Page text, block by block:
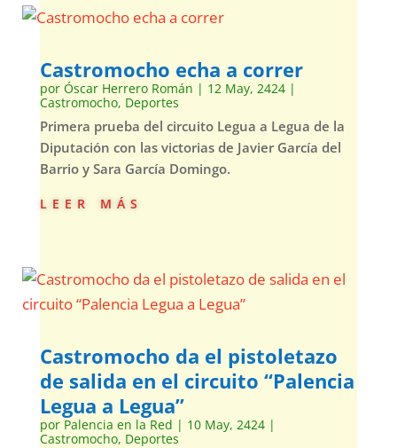
Castromocho echa a correr
por Óscar Herrero Román | 12 May, 2424|
Castromocho, Deportes
Primera prueba del circuito Legua a Legua de la
Diputación con las victorias de Javier García del
Barrio y Sara García Domingo.
leer más
Castromocho da el pistoletazo
de salida en el circuito “Palencia
Legua a Legua”
por Palencia en la Red | 10 May, 2424|
Castromocho, Deportes